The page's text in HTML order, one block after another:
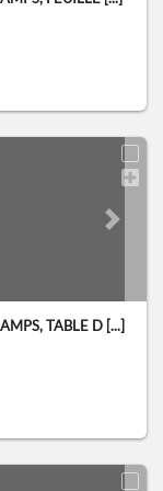
Next
TABLE D [...]